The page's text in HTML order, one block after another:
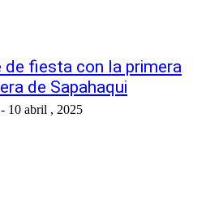
de fiesta con la primera
de Sapahaqui
- 10 abril , 2025